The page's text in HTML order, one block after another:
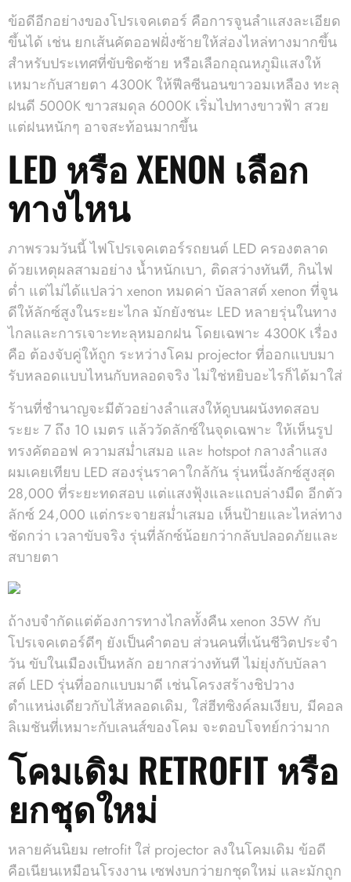
ข้อดีอีกอย่างของโปรเจคเตอร์ คือการจูนลำแสงละเอียด
ขึ้นได้ เช่น ยกเส้นคัตออฟฝั่งซ้ายให้ส่องไหล่ทางมากขึ้น
สำหรับประเทศที่ขับชิดซ้าย หรือเลือกอุณหภูมิแสงให้
เหมาะกับสายตา 4300K ให้ฟีลซีนอนขาวอมเหลือง ทะลุ
ฝนดี 5000K ขาวสมดุล 6000K เริ่มไปทางขาวฟ้า สวย
แต่ฝนหนักๆ อาจสะท้อนมากขึ้น
LED หรือ XENON เลือก
ทางไหน
ภาพรวมวันนี้ ไฟโปรเจคเตอร์รถยนต์ LED ครองตลาด
ด้วยเหตุผลสามอย่าง น้ำหนักเบา, ติดสว่างทันที, กินไฟ
ต่ำ แต่ไม่ได้แปลว่า xenon หมดค่า บัลลาสต์ xenon ที่จูน
ดีให้ลักซ์สูงในระยะไกล มักยังชนะ LED หลายรุ่นในทาง
ไกลและการเจาะทะลุหมอกฝน โดยเฉพาะ 4300K เรื่อง
คือ ต้องจับคู่ให้ถูก ระหว่างโคม projector ที่ออกแบบมา
รับหลอดแบบไหนกับหลอดจริง ไม่ใช่หยิบอะไรก็ได้มาใส่
ร้านที่ชำนาญจะมีตัวอย่างลำแสงให้ดูบนผนังทดสอบ
ระยะ 7 ถึง 10 เมตร แล้ววัดลักซ์ในจุดเฉพาะ ให้เห็นรูป
ทรงคัตออฟ ความสม่ำเสมอ และ hotspot กลางลำแสง
ผมเคยเทียบ LED สองรุ่นราคาใกล้กัน รุ่นหนึ่งลักซ์สูงสุด
28,000 ที่ระยะทดสอบ แต่แสงฟุ้งและแถบล่างมืด อีกตัว
ลักซ์ 24,000 แต่กระจายสม่ำเสมอ เห็นป้ายและไหล่ทาง
ชัดกว่า เวลาขับจริง รุ่นที่ลักซ์น้อยกว่ากลับปลอดภัยและ
สบายตา
ถ้างบจำกัดแต่ต้องการทางไกลทั้งคืน xenon 35W กับ
โปรเจคเตอร์ดีๆ ยังเป็นคำตอบ ส่วนคนที่เน้นชีวิตประจำ
วัน ขับในเมืองเป็นหลัก อยากสว่างทันที ไม่ยุ่งกับบัลลา
สต์ LED รุ่นที่ออกแบบมาดี เช่นโครงสร้างชิปวาง
ตำแหน่งเดียวกับไส้หลอดเดิม, ใส่ฮีทซิงค์ลมเงียบ, มีคอล
ลิเมชันที่เหมาะกับเลนส์ของโคม จะตอบโจทย์กว่ามาก
โคมเดิม RETROFIT หรือ
ยกชุดใหม่
หลายคันนิยม retrofit ใส่ projector ลงในโคมเดิม ข้อดี
คือเนียนเหมือนโรงงาน เซฟงบกว่ายกชุดใหม่ และมักถูก